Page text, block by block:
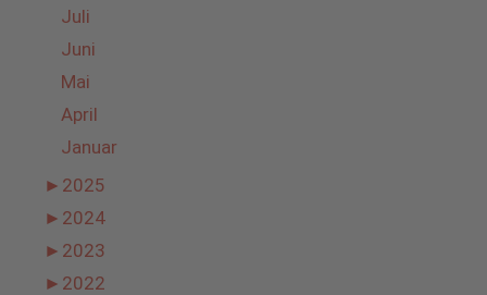
Juli
Juni
Mai
April
Januar
► 2025
► 2024
► 2023
► 2022